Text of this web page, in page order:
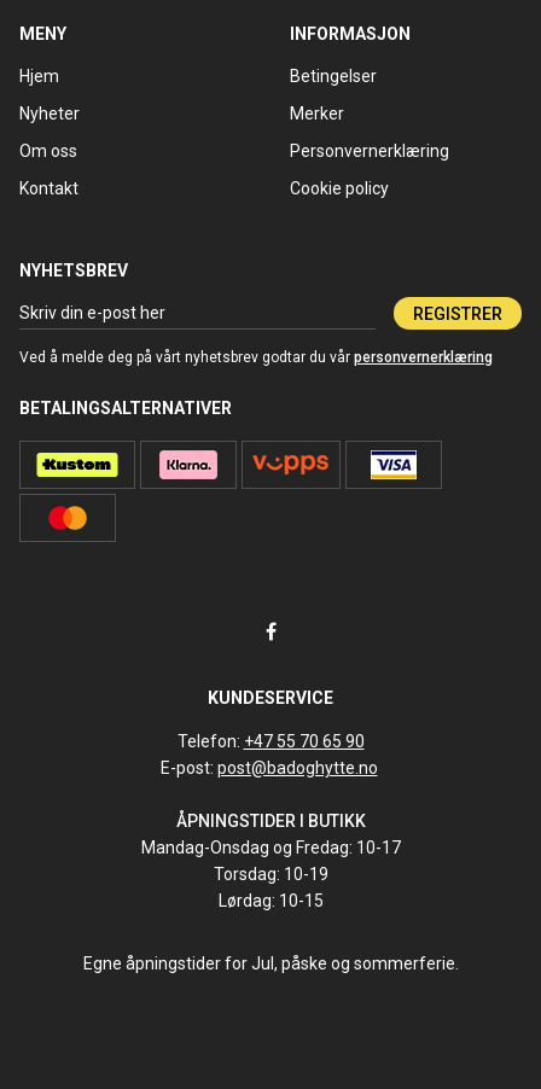
MENY
Hjem
Nyheter
Om oss
Kontakt
INFORMASJON
Betingelser
Merker
Personvernerklæring
Cookie policy
NYHETSBREV
REGISTRER
Ved å melde deg på vårt nyhetsbrev godtar du vår personvernerklæring
BETALINGSALTERNATIVER
KUNDESERVICE
Telefon: +47 55 70 65 90
E-post: post@badoghytte.no
ÅPNINGSTIDER I BUTIKK
Mandag-Onsdag og Fredag: 10-17
Torsdag: 10-19
Lørdag: 10-15
Egne åpningstider for Jul, påske og sommerferie.